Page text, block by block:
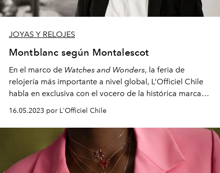
JOYAS Y RELOJES
Montblanc según Montalescot
En el marco de Watches and Wonders, la feria de
relojería más importante a nivel global, L’Officiel Chile
habla en exclusiva con el vocero de la histórica marca
alemana de lujo sobre personalidad, legado y futuro.
16.05.2023 por L'Officiel Chile